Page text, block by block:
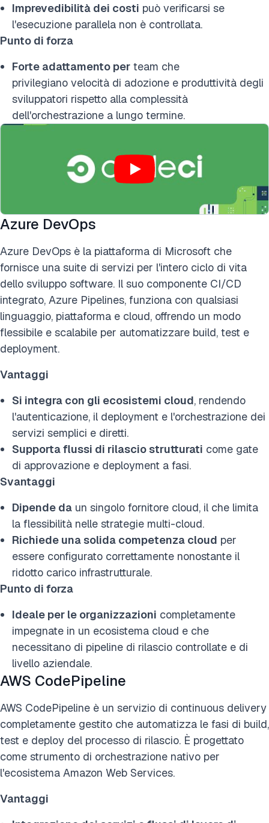
Imprevedibilità dei costi può verificarsi se
l'esecuzione parallela non è controllata.
Punto di forza
Forte adattamento per team che
privilegiano velocità di adozione e produttività degli
sviluppatori rispetto alla complessità
dell'orchestrazione a lungo termine.
Azure DevOps
Azure DevOps è la piattaforma di Microsoft che
fornisce una suite di servizi per l'intero ciclo di vita
dello sviluppo software. Il suo componente CI/CD
integrato, Azure Pipelines, funziona con qualsiasi
linguaggio, piattaforma e cloud, offrendo un modo
flessibile e scalabile per automatizzare build, test e
deployment.
Vantaggi
Si integra con gli ecosistemi cloud, rendendo
l'autenticazione, il deployment e l'orchestrazione dei
servizi semplici e diretti.
Supporta flussi di rilascio strutturati come gate
di approvazione e deployment a fasi.
Svantaggi
Dipende da un singolo fornitore cloud, il che limita
la flessibilità nelle strategie multi-cloud.
Richiede una solida competenza cloud per
essere configurato correttamente nonostante il
ridotto carico infrastrutturale.
Punto di forza
Ideale per le organizzazioni completamente
impegnate in un ecosistema cloud e che
necessitano di pipeline di rilascio controllate e di
livello aziendale.
AWS CodePipeline
AWS CodePipeline è un servizio di continuous delivery
completamente gestito che automatizza le fasi di build,
test e deploy del processo di rilascio. È progettato
come strumento di orchestrazione nativo per
l'ecosistema Amazon Web Services.
Vantaggi